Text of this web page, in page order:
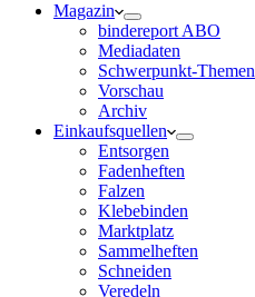
Magazin
bindereport ABO
Mediadaten
Schwerpunkt-Themen
Vorschau
Archiv
Einkaufsquellen
Entsorgen
Fadenheften
Falzen
Klebebinden
Marktplatz
Sammelheften
Schneiden
Veredeln